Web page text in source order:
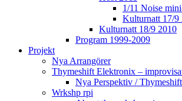
1/11 Noise
Kulturnatt 17/9
Kulturnatt 18/9 2010
Program 1999-2009
Projekt
Nya Arrangörer
Thymeshift Elektronix –
Nya Perspektiv /
Wrkshp rpi